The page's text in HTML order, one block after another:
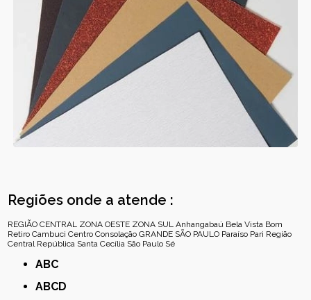
Regiões onde a atende :
REGIÃO CENTRAL ZONA OESTE ZONA SUL Anhangabaú Bela Vista Bom
Retiro Cambuci Centro Consolação GRANDE SÃO PAULO Paraíso Pari Região
Central República Santa Cecília São Paulo Sé
ABC
ABCD